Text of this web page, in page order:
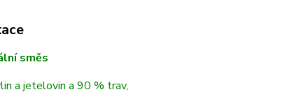
směs
a jetelovin a 90 % trav,